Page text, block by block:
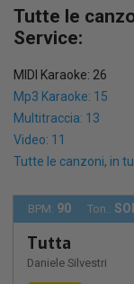
Tutte le
Service:
MIDI Karaoke: 26
Mp3 Karaoke: 15
Multitraccia: 13
Video: 11
Tutte le canzoni, in
BPM: 90 Ton.:
Tutta
Daniele Silvestri